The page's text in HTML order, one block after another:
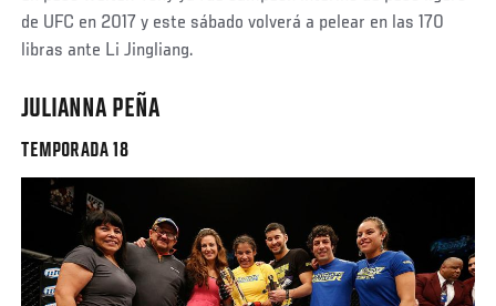
de UFC en 2017 y este sábado volverá a pelear en las 170
libras ante Li Jingliang.
JULIANNA PEÑA
TEMPORADA 18